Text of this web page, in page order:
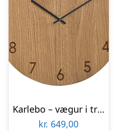
Karlebo – vægur i træ – Vægur med tal
kr. 649,00